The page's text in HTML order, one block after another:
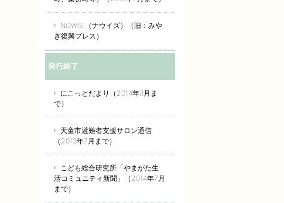
NOWIS.（ナウイズ）（旧：みや
ぎ復興プレス）
発行終了
にこっとだより（2014年3月ま
で）
天童市避難者支援サロン通信
（2013年7月まで）
こども総合研究所「やまがた生
活コミュニティ新聞」（2014年7月
まで）